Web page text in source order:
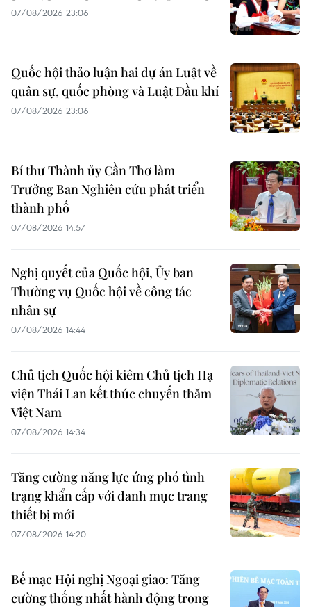
07/08/2026 23:06
Quốc hội thảo luận hai dự án Luật về
quân sự, quốc phòng và Luật Dầu khí
07/08/2026 23:06
Bí thư Thành ủy Cần Thơ làm
Trưởng Ban Nghiên cứu phát triển
thành phố
07/08/2026 14:57
Nghị quyết của Quốc hội, Ủy ban
Thường vụ Quốc hội về công tác
nhân sự
07/08/2026 14:44
Chủ tịch Quốc hội kiêm Chủ tịch Hạ
viện Thái Lan kết thúc chuyến thăm
Việt Nam
07/08/2026 14:34
Tăng cường năng lực ứng phó tình
trạng khẩn cấp với danh mục trang
thiết bị mới
07/08/2026 14:20
Bế mạc Hội nghị Ngoại giao: Tăng
cường thống nhất hành động trong